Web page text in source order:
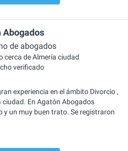
Abogados
de abogados
cerca de Almería ciudad
verificado
experiencia en el ámbito Divorcio ,
ciudad. En Agatón Abogados
un muy buen trato. Se registraron